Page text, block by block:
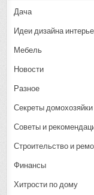
Дача
Идеи дизайна
Мебель
Новости
Разное
Секреты домохозяйки
Советы и
Строительство и
Финансы
Хитрости по дому